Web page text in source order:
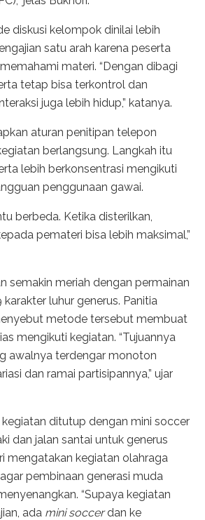
diskusi kelompok dinilai lebih
satu arah karena peserta
materi. “Dengan dibagi
tetap bisa terkontrol dan
juga lebih hidup,” katanya.
aturan penitipan telepon
berlangsung. Langkah itu
lebih berkonsentrasi mengikuti
penggunaan gawai.
berbeda. Ketika disterilkan,
pemateri bisa lebih maksimal,”
semakin meriah dengan permainan
luhur generus. Panitia
metode tersebut membuat
mengikuti kegiatan. “Tujuannya
awalnya terdengar monoton
dan ramai partisipannya,” ujar
ditutup dengan mini soccer
dan jalan santai untuk generus
mengatakan kegiatan olahraga
pembinaan generasi muda
“Supaya kegiatan
ada mini soccerdan ke